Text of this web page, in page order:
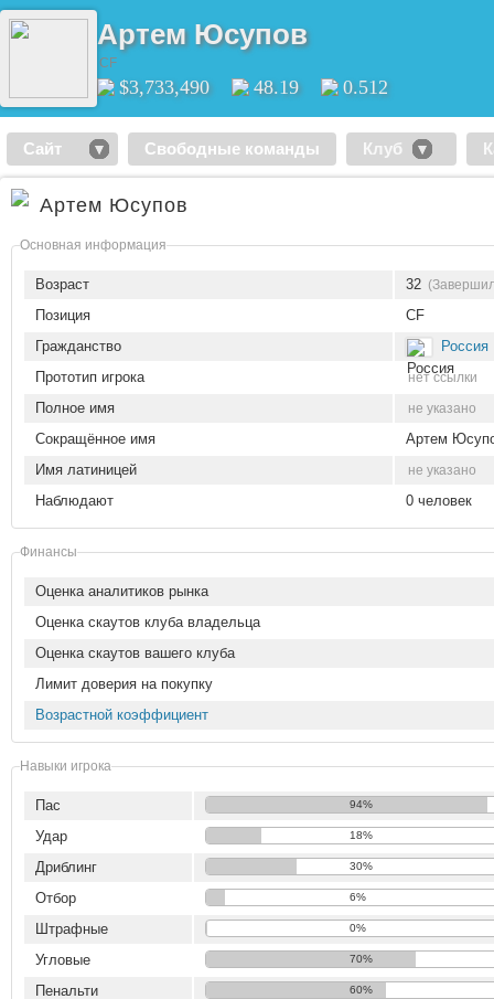
Aртем Юсупов
CF
$3,733,490 48.19 0.512
Сайт Свободные команды Клуб
Aртем Юсупов
Основная информация
Возраст 32
Позиция
CF
Гражданство
Россия
Прототип игрока
нет ссылки
Полное имя не указано
Сокращённое имя
Aртем
Имя латиницей
не указано
Наблюдают 0 человек
Финансы
Оценка аналитиков рынка
Оценка скаутов клуба владельца
Оценка скаутов вашего клуба
Лимит доверия на покупку
Возрастной коэффициент
Навыки игрока
Пас 94%
Удар 18%
Дриблинг 30%
Отбор 6%
Штрафные 0%
Угловые 70%
Пенальти 60%